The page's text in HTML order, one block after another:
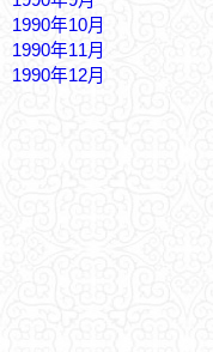
1990年10月
1990年11月
1990年12月